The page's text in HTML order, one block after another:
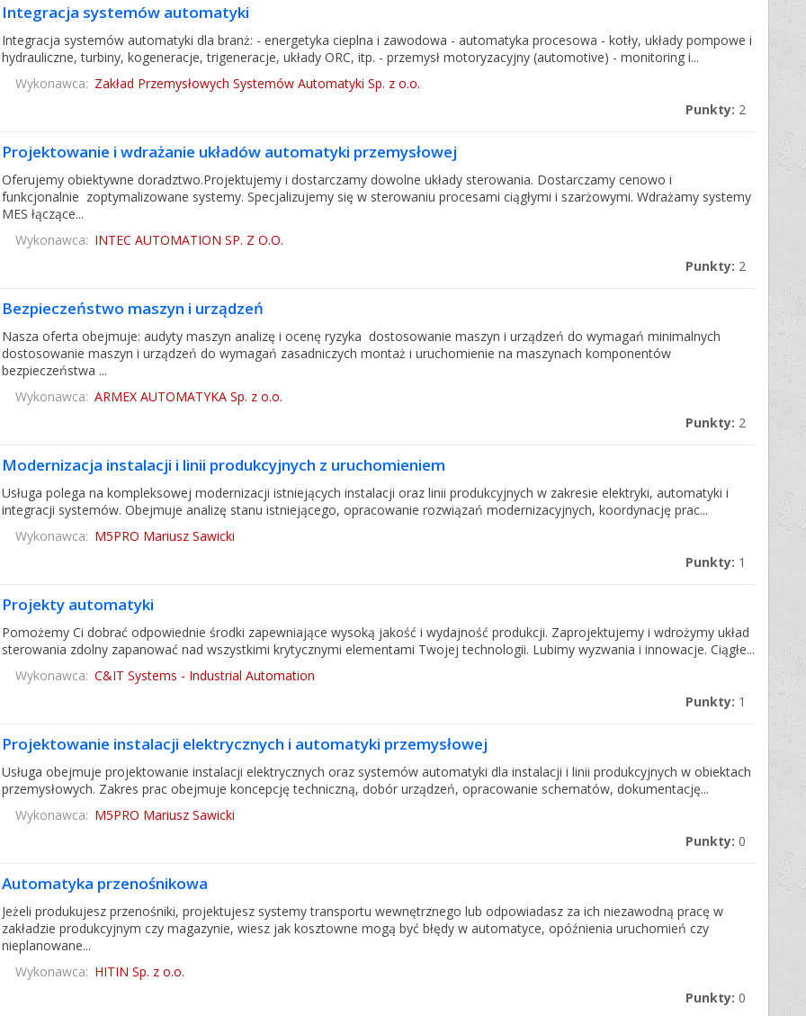
Integracja systemów automatyki
Integracja systemów automatyki dla branż: - energetyka cieplna i zawodowa - automatyka procesowa - kotły, układy pompowe i
hydrauliczne, turbiny, kogeneracje, trigeneracje, układy ORC, itp. - przemysł motoryzacyjny (automotive) - monitoring i...
Wykonawca: Zakład Przemysłowych Systemów Automatyki Sp. z o.o.
Punkty: 2
Projektowanie i wdrażanie układów automatyki przemysłowej
Oferujemy obiektywne doradztwo.Projektujemy i dostarczamy dowolne układy sterowania. Dostarczamy cenowo i
funkcjonalnie zoptymalizowane systemy. Specjalizujemy się w sterowaniu procesami ciągłymi i szarżowymi. Wdrażamy systemy
MES łączące...
Wykonawca: INTEC AUTOMATION SP. Z O.O.
Punkty: 2
Bezpieczeństwo maszyn i urządzeń
Nasza oferta obejmuje: audyty maszyn analizę i ocenę ryzyka dostosowanie maszyn i urządzeń do wymagań minimalnych
dostosowanie maszyn i urządzeń do wymagań zasadniczych montaż i uruchomienie na maszynach komponentów
bezpieczeństwa ...
Wykonawca: ARMEX AUTOMATYKA Sp. z o.o.
Punkty: 2
Modernizacja instalacji i linii produkcyjnych z uruchomieniem
Usługa polega na kompleksowej modernizacji istniejących instalacji oraz linii produkcyjnych w zakresie elektryki, automatyki i
integracji systemów. Obejmuje analizę stanu istniejącego, opracowanie rozwiązań modernizacyjnych, koordynację prac...
Wykonawca: M5PRO Mariusz Sawicki
Punkty: 1
Projekty automatyki
Pomożemy Ci dobrać odpowiednie środki zapewniające wysoką jakość i wydajność produkcji. Zaprojektujemy i wdrożymy układ
sterowania zdolny zapanować nad wszystkimi krytycznymi elementami Twojej technologii. Lubimy wyzwania i innowacje. Ciągłe...
Wykonawca: C&IT Systems - Industrial Automation
Punkty: 1
Projektowanie instalacji elektrycznych i automatyki przemysłowej
Usługa obejmuje projektowanie instalacji elektrycznych oraz systemów automatyki dla instalacji i linii produkcyjnych w obiektach
przemysłowych. Zakres prac obejmuje koncepcję techniczną, dobór urządzeń, opracowanie schematów, dokumentację...
Wykonawca: M5PRO Mariusz Sawicki
Punkty: 0
Automatyka przenośnikowa
Jeżeli produkujesz przenośniki, projektujesz systemy transportu wewnętrznego lub odpowiadasz za ich niezawodną pracę w
zakładzie produkcyjnym czy magazynie, wiesz jak kosztowne mogą być błędy w automatyce, opóźnienia uruchomień czy
nieplanowane...
Wykonawca: HITIN Sp. z o.o.
Punkty: 0